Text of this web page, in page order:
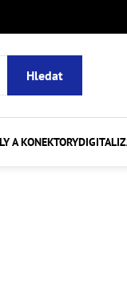
Hledat
A KONEKTORY